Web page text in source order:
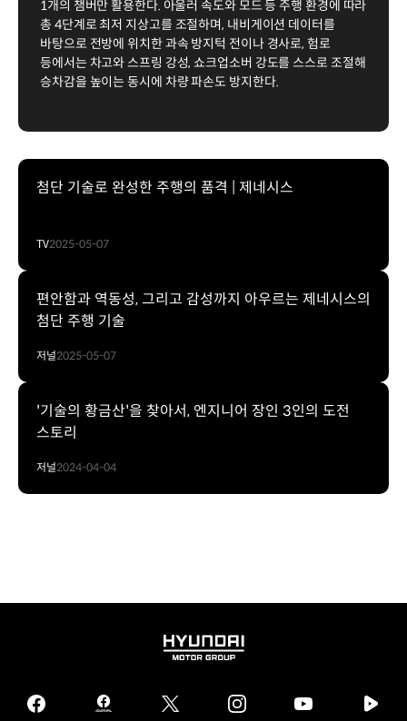
1개의 챔버만 활용한다. 아울러 속도와 모드 등 주행 환경에 따라
총 4단계로 최저 지상고를 조절하며, 내비게이션 데이터를
바탕으로 전방에 위치한 과속 방지턱 전이나 경사로, 험로
등에서는 차고와 스프링 강성, 쇼크업소버 강도를 스스로 조절해
승차감을 높이는 동시에 차량 파손도 방지한다.
첨단 기술로 완성한 주행의 품격 | 제네시스
TV2025-05-07
편안함과 역동성, 그리고 감성까지 아우르는 제네시스의
첨단 주행 기술
저널2025-05-07
'기술의 황금산'을 찾아서, 엔지니어 장인 3인의 도전
스토리
저널2024-04-04
HYUNDAI
GROUP
facebook
hmg twitter instagram